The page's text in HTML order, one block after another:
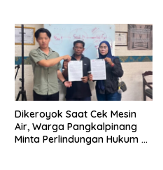
Dikeroyok Saat Cek Mesin
Air, Warga Pangkalpinang
Minta Perlindungan Hukum ke